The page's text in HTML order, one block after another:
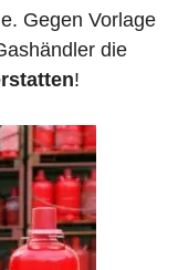
Gegen Vorlage
die
!